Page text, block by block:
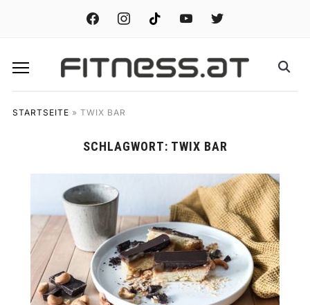
facebook instagramtiktok youtube twitter
STARTSEITE » TWIX BAR
SCHLAGWORT: TWIX BAR